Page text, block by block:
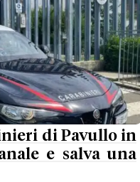
di Pavullo in
e salva una